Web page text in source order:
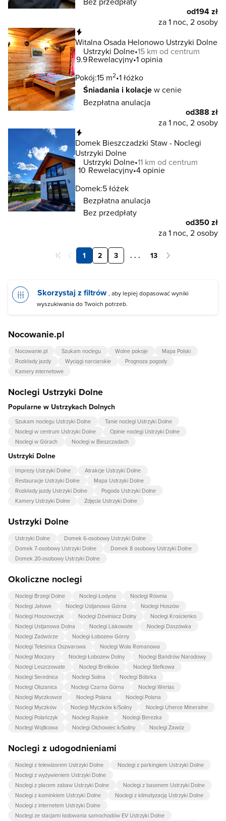
od194 zł
za 1 noc, 2 osoby
Witalna Osada Helonowo Ustrzyki Dolne
Ustrzyki Dolne 15 km od centrum
9.9Rewelacyjny 1 opinia
Pokój:15 m2 1 łóżko
Śniadania i kolacjew cenie
Bezpłatna anulacja
od388 zł
za 1 noc, 2 osoby
Domek Bieszczadzki Staw - Noclegi
Ustrzyki Dolne
Ustrzyki Dolne 11 km od centrum
10 Rewelacyjny 4 opinie
Domek:5 łóżek
Bezpłatna anulacja
Bez przedpłaty
od350 zł
za 1 noc, 2 osoby
1 2 3 . . . 13
Skorzystaj z filtrów , aby lepiej dopasować wyniki
wyszukiwania do Twoich potrzeb.
Nocowanie.pl
Nocowanie.pl Szukam noclegu Wolne pokoje
Mapa Polski
Rozkłady jazdy
Wyciągi narciarskie
Prognoza pogody
Kamery internetowe
Noclegi Ustrzyki Dolne
Popularne w Ustrzykach Dolnych
Szukam noclegu Ustrzyki Dolne
Tanie noclegi Ustrzyki Dolne
Noclegi w centrum Ustrzyki Dolne
Opinie noclegi Ustrzyki Dolne
Noclegi w Górach
Noclegi w Bieszczadach
Ustrzyki Dolne
Imprezy Ustrzyki Dolne
Atrakcje Ustrzyki Dolne
Restauracje Ustrzyki Dolne
Mapa Ustrzyki Dolne
Rozkłady jazdy Ustrzyki Dolne
Pogoda Ustrzyki Dolne
Kamery Ustrzyki Dolne
Zdjęcia Ustrzyki Dolne
Ustrzyki Dolne
Ustrzyki Dolne
Domek 6-osobowy Ustrzyki Dolne
Domek 7-osobowy Ustrzyki Dolne
Domek 8 osobowy Ustrzyki Dolne
Domek 20-osobowy Ustrzyki Dolne
Okoliczne noclegi
Noclegi Brzegi Dolne Noclegi Łodyna
Noclegi Równia
Noclegi Jałowe
Noclegi Ustjanowa Górna
Noclegi Hoszów
Noclegi Hoszowczyk
Noclegi Dźwiniacz Dolny
Noclegi Krościenko
Noclegi Ustjanowa Dolna
Noclegi Liskowate
Noclegi Daszówka
Noclegi Zadwórze
Noclegi Łobozew Górny
Noclegi Teleśnica Oszwarowa
Noclegi Wola Romanowa
Noclegi Moczary
Noclegi Łobozew Dolny
Noclegi Bandrów Narodowy
Noclegi Leszczowate
Noclegi Brelików
Noclegi Stefkowa
Noclegi Serednica
Noclegi Solina
Noclegi Bóbrka
Noclegi Olszanica
Noclegi Czarna Górna
Noclegi Werlas
Noclegi Myczkowce
Noclegi Polana
Noclegi Polana
Noclegi Myczków
Noclegi Myczków k/Soliny
Noclegi Uherce Mineralne
Noclegi Polańczyk
Noclegi Rajskie
Noclegi Berezka
Noclegi Wojtkowa
Noclegi Olchowiec k/Soliny Noclegi Zawóz
Noclegi z udogodnieniami
Noclegi z telewizorem Ustrzyki Dolne
Noclegi z parkingiem Ustrzyki Dolne
Noclegi z wyżywieniem Ustrzyki Dolne
Noclegi z placem zabaw Ustrzyki Dolne
Noclegi z basenem Ustrzyki Dolne
Noclegi z kominkiem Ustrzyki Dolne
Noclegi z klimatyzacją Ustrzyki Dolne
Noclegi z internetem Ustrzyki Dolne
Noclegi ze stacjami ładowania samochodów EV Ustrzyki Dolne